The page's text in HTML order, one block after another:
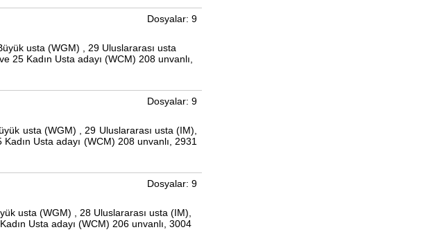
Dosyalar: 9
usta (WGM) , 29 Uluslararası usta
25 Kadın Usta adayı (WCM) 208 unvanlı,
Dosyalar: 9
usta (WGM) , 29 Uluslararası usta (IM),
Usta adayı (WCM) 208 unvanlı, 2931
Dosyalar: 9
usta (WGM) , 28 Uluslararası usta (IM),
Usta adayı (WCM) 206 unvanlı, 3004